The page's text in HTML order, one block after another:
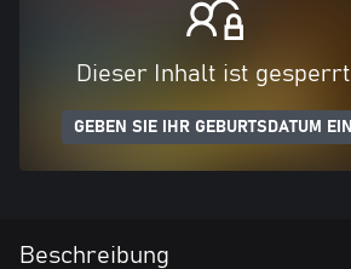
Dieser Inhalt ist gesperrt
GEBEN SIE IHR GEBURTSDATUM EIN
Beschreibung